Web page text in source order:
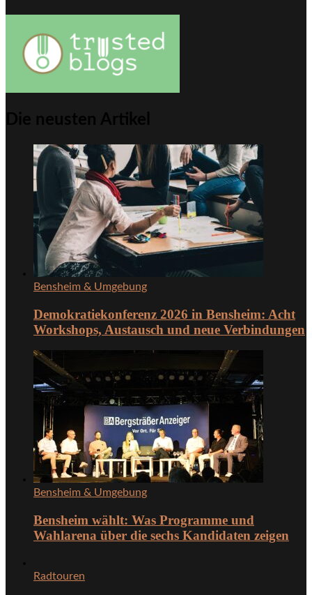
Die neusten Artikel
Bensheim & Umgebung
Demokratiekonferenz 2026 in Bensheim: Acht
Workshops, Austausch und neue Verbindungen
Bensheim & Umgebung
Bensheim wählt: Was Programme und
Wahlarena über die sechs Kandidaten zeigen
Radtouren